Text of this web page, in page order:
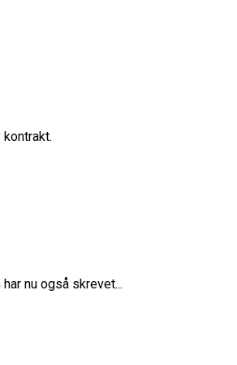
nu også skrevet...